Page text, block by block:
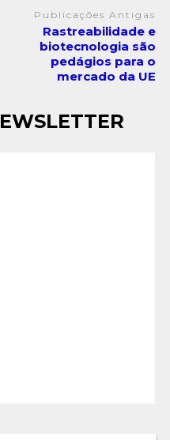
Publicações Antigas
Rastreabilidade e
biotecnologia são
pedágios para o
mercado da UE